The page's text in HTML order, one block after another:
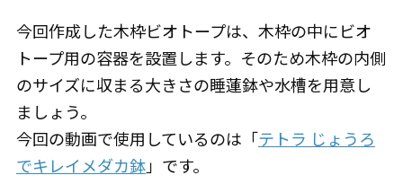
今回作成した木枠ビオトープは、木枠の中にビオ
トープ用の容器を設置します。そのため木枠の内側
のサイズに収まる大きさの睡蓮鉢や水槽を用意し
ましょう。
今回の動画で使用しているのは「テトラ じょうろ
でキレイメダカ鉢」です。